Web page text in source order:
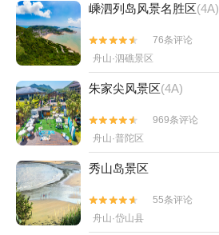
嵊泗列岛风景名胜区(4A)


76条评论
舟山·泗礁景区
朱家尖风景区(4A)


969条评论
舟山·普陀区
秀山岛景区


55条评论
舟山·岱山县